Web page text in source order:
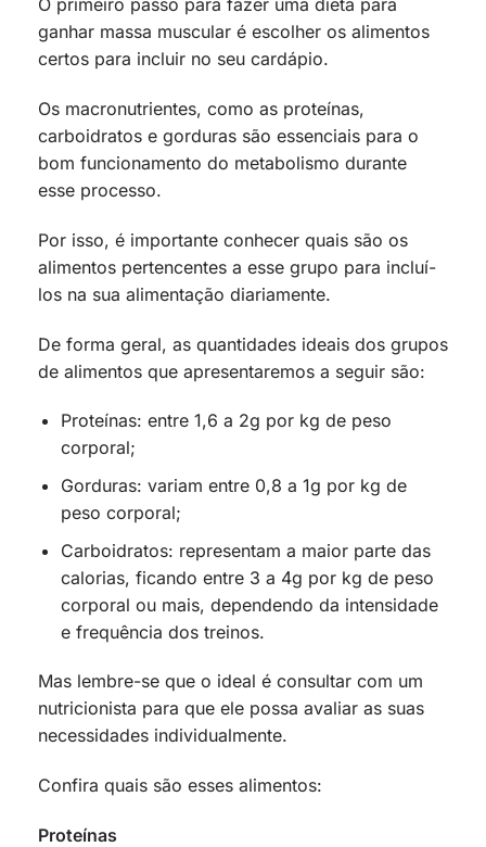
O primeiro passo para fazer uma dieta para
ganhar massa muscular é escolher os alimentos
certos para incluir no seu cardápio.
Os macronutrientes, como as proteínas,
carboidratos e gorduras são essenciais para o
bom funcionamento do metabolismo durante
esse processo.
Por isso, é importante conhecer quais são os
alimentos pertencentes a esse grupo para incluí-
los na sua alimentação diariamente.
De forma geral, as quantidades ideais dos grupos
de alimentos que apresentaremos a seguir são:
Proteínas: entre 1,6 a 2g por kg de peso
corporal;
Gorduras: variam entre 0,8 a 1g por kg de
peso corporal;
Carboidratos: representam a maior parte das
calorias, ficando entre 3 a 4g por kg de peso
corporal ou mais, dependendo da intensidade
e frequência dos treinos.
Mas lembre-se que o ideal é consultar com um
nutricionista para que ele possa avaliar as suas
necessidades individualmente.
Confira quais são esses alimentos:
Proteínas